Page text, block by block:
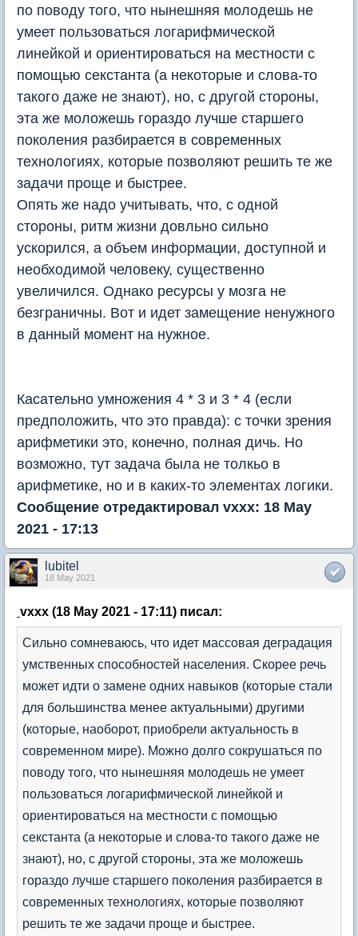
по поводу того, что нынешняя молодешь не
умеет пользоваться логарифмической
линейкой и ориентироваться на местности с
помощью секстанта (а некоторые и слова-то
такого даже не знают), но, с другой стороны,
эта же моложешь гораздо лучше старшего
поколения разбирается в современных
технологиях, которые позволяют решить те же
задачи проще и быстрее.
Опять же надо учитывать, что, с одной
стороны, ритм жизни довльно сильно
ускорился, а объем информации, доступной и
необходимой человеку, существенно
увеличился. Однако ресурсы у мозга не
безграничны. Вот и идет замещение ненужного
в данный момент на нужное.
Касательно умножения 4 * 3 и 3 * 4 (если
предположить, что это правда): с точки зрения
арифметики это, конечно, полная дичь. Но
возможно, тут задача была не толкьо в
арифметике, но и в каких-то элементах логики.
Сообщение отредактировал vxxx: 18 May
2021 - 17:13
lubitel
18 May 2021
vxxx (18 May 2021 - 17:11) писал:
Сильно сомневаюсь, что идет массовая деградация
умственных способностей населения. Скорее речь
может идти о замене одних навыков (которые стали
для большинства менее актуальными) другими
(которые, наоборот, приобрели актуальность в
современном мире). Можно долго сокрушаться по
поводу того, что нынешняя молодешь не умеет
пользоваться логарифмической линейкой и
ориентироваться на местности с помощью
секстанта (а некоторые и слова-то такого даже не
знают), но, с другой стороны, эта же моложешь
гораздо лучше старшего поколения разбирается в
современных технологиях, которые позволяют
решить те же задачи проще и быстрее.